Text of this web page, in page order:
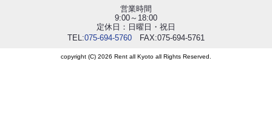
営業時間
9:00～18:00
定休日：日曜日・祝日
TEL:075-694-5760 FAX:075-694-5761
copyright (C) 2026 Rent all Kyoto all Rights Reserved.